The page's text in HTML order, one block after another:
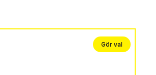
Gör val